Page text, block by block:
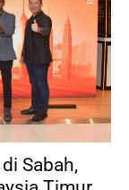
Sabah,